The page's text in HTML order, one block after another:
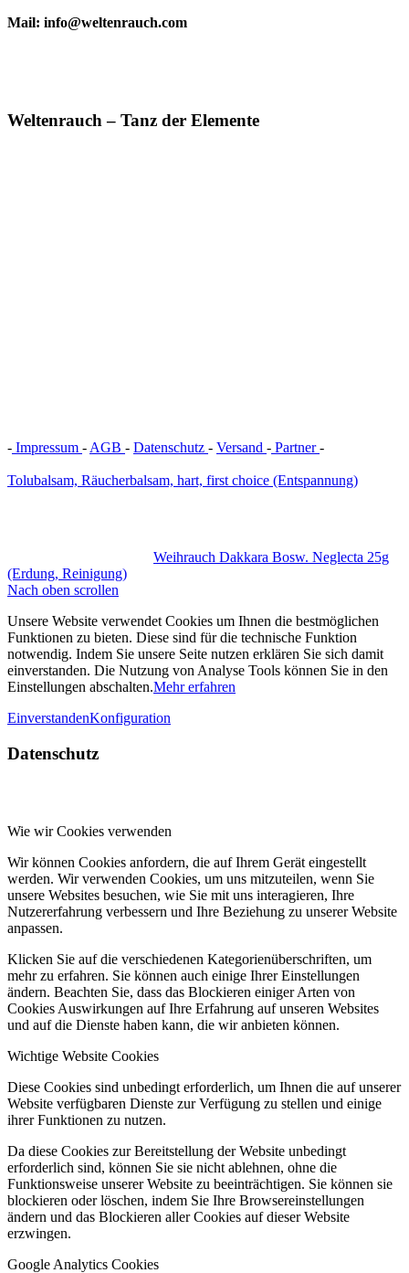
Mail: info@weltenrauch.com
Weltenrauch – Tanz der Elemente
- Impressum - AGB - Datenschutz - Versand - Partner-
Tolubalsam, Räucherbalsam, hart, first choice (Entspannung)
Weihrauch Dakkara Bosw. Neglecta 25g
(Erdung, Reinigung)
Nach oben scrollen
Unsere Website verwendet Cookies um Ihnen die bestmöglichen
Funktionen zu bieten. Diese sind für die technische Funktion
notwendig. Indem Sie unsere Seite nutzen erklären Sie sich damit
einverstanden. Die Nutzung von Analyse Tools können Sie in den
Einstellungen abschalten.Mehr erfahren
EinverstandenKonfiguration
Datenschutz
Wie wir Cookies verwenden
Wir können Cookies anfordern, die auf Ihrem Gerät eingestellt
werden. Wir verwenden Cookies, um uns mitzuteilen, wenn Sie
unsere Websites besuchen, wie Sie mit uns interagieren, Ihre
Nutzererfahrung verbessern und Ihre Beziehung zu unserer Website
anpassen.
Klicken Sie auf die verschiedenen Kategorienüberschriften, um
mehr zu erfahren. Sie können auch einige Ihrer Einstellungen
ändern. Beachten Sie, dass das Blockieren einiger Arten von
Cookies Auswirkungen auf Ihre Erfahrung auf unseren Websites
und auf die Dienste haben kann, die wir anbieten können.
Wichtige Website Cookies
Diese Cookies sind unbedingt erforderlich, um Ihnen die auf unserer
Website verfügbaren Dienste zur Verfügung zu stellen und einige
ihrer Funktionen zu nutzen.
Da diese Cookies zur Bereitstellung der Website unbedingt
erforderlich sind, können Sie sie nicht ablehnen, ohne die
Funktionsweise unserer Website zu beeinträchtigen. Sie können sie
blockieren oder löschen, indem Sie Ihre Browsereinstellungen
ändern und das Blockieren aller Cookies auf dieser Website
erzwingen.
Google Analytics Cookies